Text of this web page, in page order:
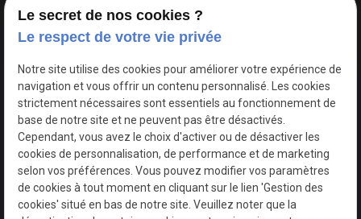
Google Maps Search API est désactivé.
Le secret de nos cookies ?
Le respect de votre vie privée
Notre site utilise des cookies pour améliorer votre expérience de
navigation et vous offrir un contenu personnalisé. Les cookies
strictement nécessaires sont essentiels au fonctionnement de
base de notre site et ne peuvent pas être désactivés.
Cependant, vous avez le choix d'activer ou de désactiver les
cookies de personnalisation, de performance et de marketing
selon vos préférences. Vous pouvez modifier vos paramètres
de cookies à tout moment en cliquant sur le lien 'Gestion des
cookies' situé en bas de notre site. Veuillez noter que la